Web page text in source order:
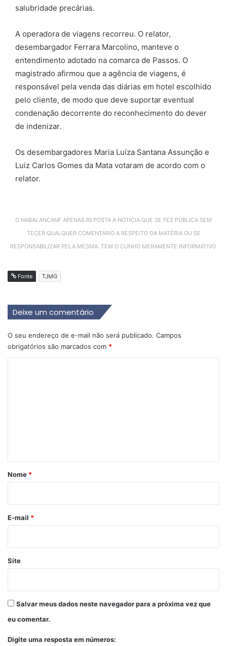
salubridade precárias.
A operadora de viagens recorreu. O relator,
desembargador Ferrara Marcolino, manteve o
entendimento adotado na comarca de Passos. O
magistrado afirmou que a agência de viagens, é
responsável pela venda das diárias em hotel escolhido
pelo cliente, de modo que deve suportar eventual
condenação decorrente do reconhecimento do dever
de indenizar.
Os desembargadores Maria Luíza Santana Assunção e
Luiz Carlos Gomes da Mata votaram de acordo com o
relator.
O NABALANCANF APENAS REPOSTA A NOTÍCIA QUE SE FEZ PÚBLICA SEM
TECER QUALQUER COMENTÁRIO A RESPEITO DA MATÉRIA OU SE
RESPONSABILIZAR PELA MESMA. TEM O CUNHO MERAMENTE INFORMATIVO.
Fonte TJMG
Deixe um comentário
O seu endereço de e-mail não será publicado. Campos
obrigatórios são marcados com *
r
*
Nome *
E-mail *
Site
Salvar meus dados neste navegador para a próxima vez que
eu comentar.
Digite uma resposta em números: